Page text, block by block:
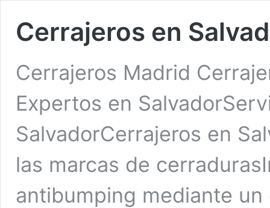
Cerrajeros en
Cerrajeros Madrid
Expertos en
SalvadorCerrajeros en
las marcas de
antibumping mediante